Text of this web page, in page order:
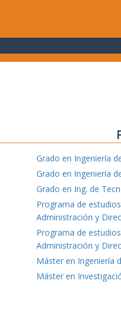
Grado en Ingeniería
Grado en Ingeniería
Grado en Ing. de
Programa de
Administración y
Programa de
Administración y
Máster en Ingeniería
Máster en